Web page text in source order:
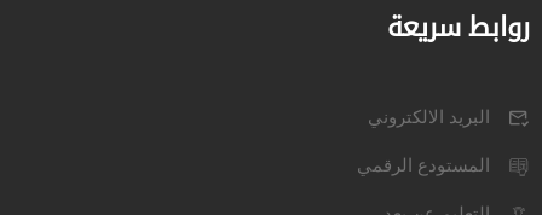
روابط سريعة
البريد الالكتروني
المستودع الرقمي